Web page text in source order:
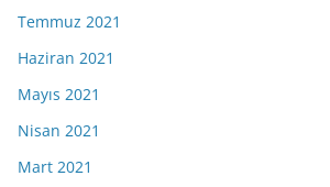
Temmuz 2021
Haziran 2021
Mayıs 2021
Nisan 2021
Mart 2021